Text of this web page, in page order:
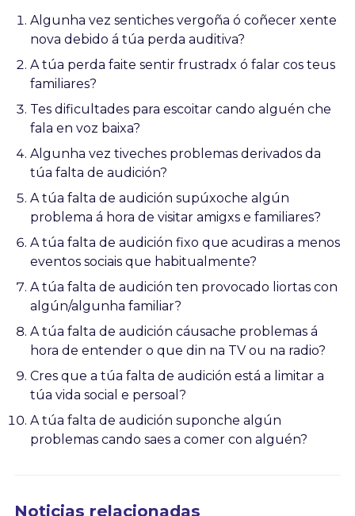
Algunha vez sentiches vergoña ó coñecer xente
nova debido á túa perda auditiva?
A túa perda faite sentir frustradx ó falar cos teus
familiares?
Tes dificultades para escoitar cando alguén che
fala en voz baixa?
Algunha vez tiveches problemas derivados da
túa falta de audición?
A túa falta de audición supúxoche algún
problema á hora de visitar amigxs e familiares?
A túa falta de audición fixo que acudiras a menos
eventos sociais que habitualmente?
A túa falta de audición ten provocado liortas con
algún/algunha familiar?
A túa falta de audición cáusache problemas á
hora de entender o que din na TV ou na radio?
Cres que a túa falta de audición está a limitar a
túa vida social e persoal?
A túa falta de audición suponche algún
problemas cando saes a comer con alguén?
Noticias relacionadas